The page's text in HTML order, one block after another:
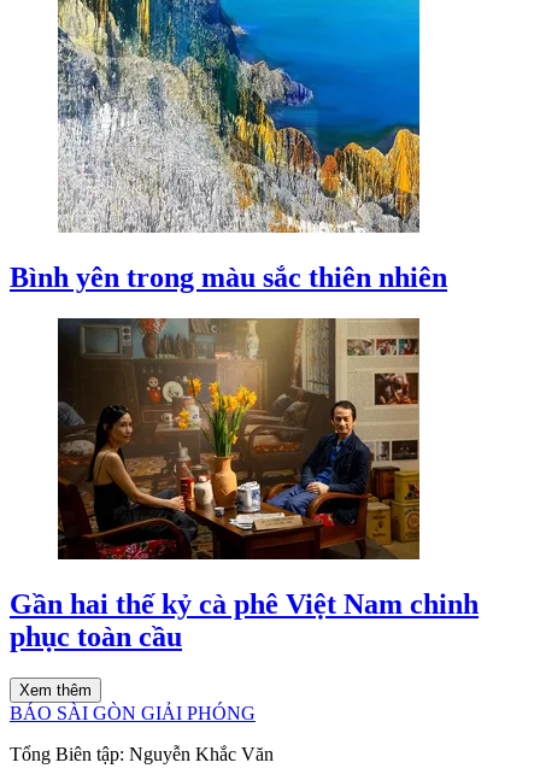
Bình yên trong màu sắc thiên nhiên
Gần hai thế kỷ cà phê Việt Nam chinh
phục toàn cầu
Xem thêm
BÁO SÀI GÒN GIẢI PHÓNG
Tổng Biên tập: Nguyễn Khắc Văn